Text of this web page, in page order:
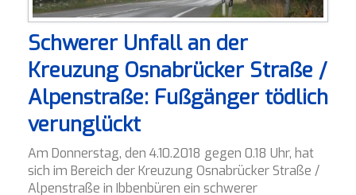
Schwerer Unfall an der
Kreuzung Osnabrücker Straße /
Alpenstraße: Fußgänger tödlich
verunglückt
Am Donnerstag, den 4.10.2018 gegen 0.18 Uhr, hat
sich im Bereich der Kreuzung Osnabrücker Straße /
Alpenstraße in Ibbenbüren ein schwerer